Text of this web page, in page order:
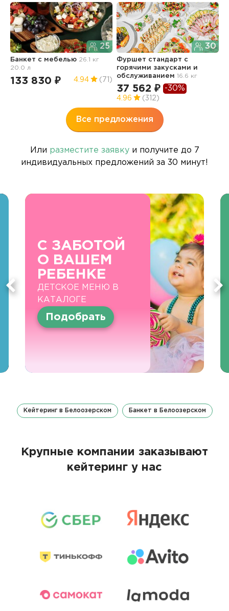
25
Банкет с мебелью 26.1 кг
20.0 л
133 830 ₽ 4.94 (71)
30
Фуршет стандарт с
горячими закусками и
обслуживанием16.6 кг
37 562 ₽ -30%
4.96 (312)
Все предложения
Или разместите заявкуи получите до 7
индивидуальных предложений за 30 минут!
С ЗАБОТОЙ
О ВАШЕМ
РЕБЕНКЕ
ДЕТСКОЕ МЕНЮ В
КАТАЛОГЕ
Подобрать
Кейтеринг в Белоозерском Банкет в Белоозерском
Крупные компании заказывают
кейтеринг у нас